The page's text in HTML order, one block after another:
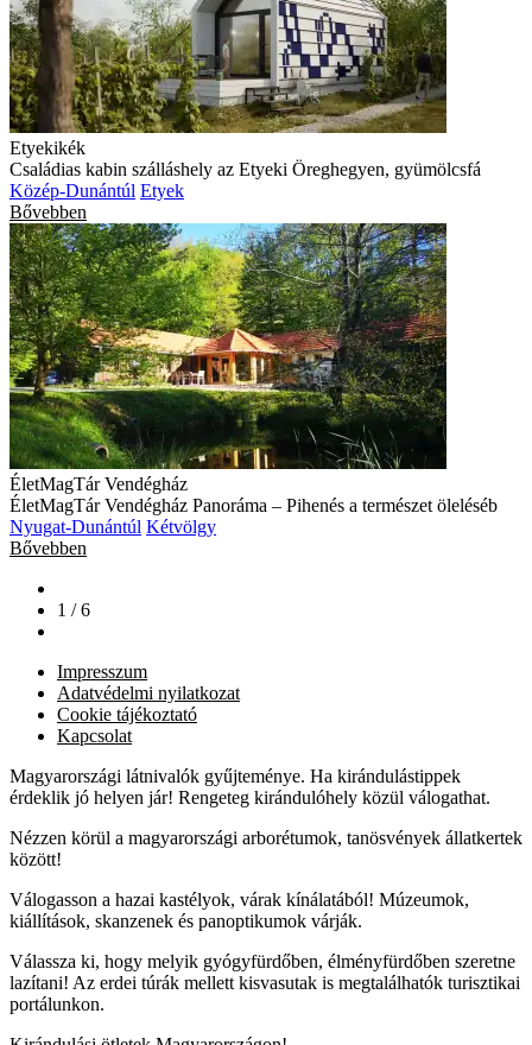
Etyekikék
Családias kabin szálláshely az Etyeki Öreghegyen, gyümölcsfá
Közép-Dunántúl Etyek
Bővebben
ÉletMagTár Vendégház
ÉletMagTár Vendégház Panoráma – Pihenés a természet öleléséb
Nyugat-Dunántúl Kétvölgy
Bővebben
1 / 6
Impresszum
Adatvédelmi nyilatkozat
Cookie tájékoztató
Kapcsolat
Magyarországi látnivalók gyűjteménye. Ha kirándulástippek
érdeklik jó helyen jár! Rengeteg kirándulóhely közül válogathat.
Nézzen körül a magyarországi arborétumok, tanösvények állatkertek
között!
Válogasson a hazai kastélyok, várak kínálatából! Múzeumok,
kiállítások, skanzenek és panoptikumok várják.
Válassza ki, hogy melyik gyógyfürdőben, élményfürdőben szeretne
lazítani! Az erdei túrák mellett kisvasutak is megtalálhatók turisztikai
portálunkon.